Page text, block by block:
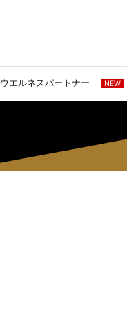
ウエルネスパートナー NEW